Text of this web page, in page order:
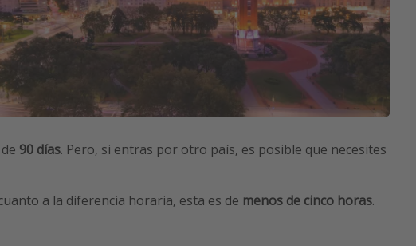
90 días. Pero, si entras por otro país, es posible que necesites
a la diferencia horaria, esta es de menos de cinco horas.